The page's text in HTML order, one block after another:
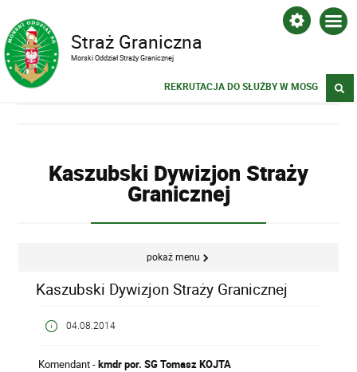
Straż Graniczna
Morski Oddział Straży Granicznej
REKRUTACJA DO SŁUŻBY W MOSG
Kaszubski Dywizjon Straży
Granicznej
pokaż menu
Kaszubski Dywizjon Straży Granicznej
04.08.2014
Komendant -kmdr por. SG Tomasz KOJTA